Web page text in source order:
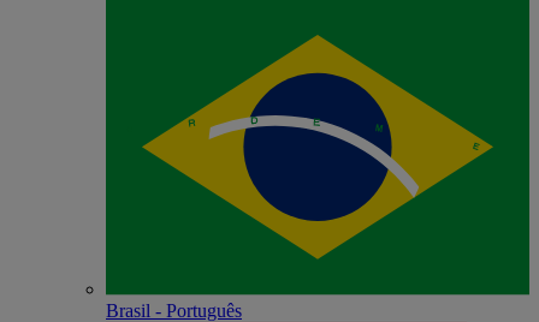
Brasil - Português